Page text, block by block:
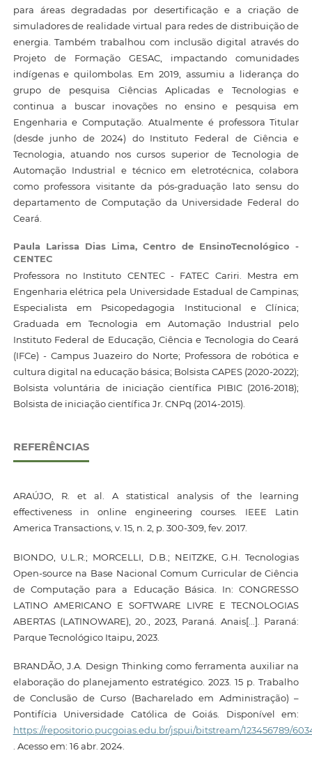
para áreas degradadas por desertificação e a criação de
simuladores de realidade virtual para redes de distribuição de
energia. Também trabalhou com inclusão digital através do
Projeto de Formação GESAC, impactando comunidades
indígenas e quilombolas. Em 2019, assumiu a liderança do
grupo de pesquisa Ciências Aplicadas e Tecnologias e
continua a buscar inovações no ensino e pesquisa em
Engenharia e Computação. Atualmente é professora Titular
(desde junho de 2024) do Instituto Federal de Ciência e
Tecnologia, atuando nos cursos superior de Tecnologia de
Automação Industrial e técnico em eletrotécnica, colabora
como professora visitante da pós-graduação lato sensu do
departamento de Computação da Universidade Federal do
Ceará.
Paula Larissa Dias Lima,Centro de EnsinoTecnológico -
CENTEC
Professora no Instituto CENTEC - FATEC Cariri. Mestra em
Engenharia elétrica pela Universidade Estadual de Campinas;
Especialista em Psicopedagogia Institucional e Clínica;
Graduada em Tecnologia em Automação Industrial pelo
Instituto Federal de Educação, Ciência e Tecnologia do Ceará
(IFCe) - Campus Juazeiro do Norte; Professora de robótica e
cultura digital na educação básica; Bolsista CAPES (2020-2022);
Bolsista voluntária de iniciação científica PIBIC (2016-2018);
Bolsista de iniciação científica Jr. CNPq (2014-2015).
REFERÊNCIAS
ARAÚJO, R. et al. A statistical analysis of the learning
effectiveness in online engineering courses. IEEE Latin
America Transactions, v. 15, n. 2, p. 300-309, fev. 2017.
BIONDO, U.L.R.; MORCELLI, D.B.; NEITZKE, G.H. Tecnologias
Open-source na Base Nacional Comum Curricular de Ciência
de Computação para a Educação Básica. In: CONGRESSO
LATINO AMERICANO E SOFTWARE LIVRE E TECNOLOGIAS
ABERTAS (LATINOWARE), 20., 2023, Paraná. Anais[...]. Paraná:
Parque Tecnológico Itaipu, 2023.
BRANDÃO, J.A. Design Thinking como ferramenta auxiliar na
elaboração do planejamento estratégico. 2023. 15 p. Trabalho
de Conclusão de Curso (Bacharelado em Administração) –
Pontifícia Universidade Católica de Goiás. Disponível em:
https://repositorio.pucgoias.edu.br/jspui/bitstream/123456789/
. Acesso em: 16 abr. 2024.